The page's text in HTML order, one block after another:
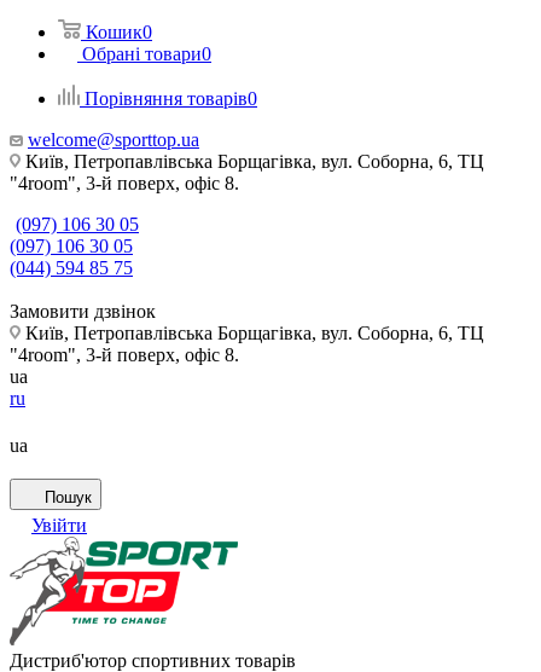
Кошик0
Обрані товари0
Порівняння товарів0
welcome@sporttop.ua
Київ, Петропавлівська Борщагівка, вул. Соборна, 6, ТЦ
"4room", 3-й поверх, офіс 8.
(097) 106 30 05
(097) 106 30 05
(044) 594 85 75
Замовити дзвінок
Київ, Петропавлівська Борщагівка, вул. Соборна, 6, ТЦ
"4room", 3-й поверх, офіс 8.
ua
ru
ua
Пошук
Увійти
Дистриб'ютор спортивних товарів